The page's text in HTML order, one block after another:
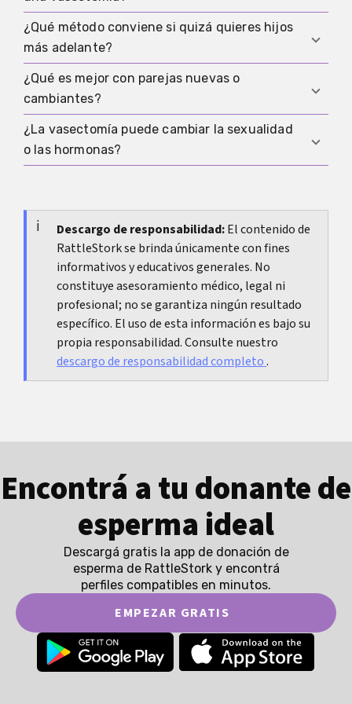
frente a ITS importa o mientras el seguimiento
todavía no ha confirmado el resultado. Para
prevenir embarazo solamente, no hacen falta
una vez que la vasectomía ha sido confirmada
como eficaz, pero para protección frente a
infecciones sí.
A veces sí, pero nunca como garantía. Las
opciones incluyen la reversión o tratamientos de
fertilidad como la obtención de espermatozoides
seguida de tratamiento. Por eso la decisión debe
tomarse con cuidado.
¿Qué método conviene si quizá quieres hijos
más adelante?
En ese caso, el preservativo suele ser la opción
más flexible. Solo deberías elegir vasectomía si
realmente estás cómodo con esa dirección
permanente.
¿Qué es mejor con parejas nuevas o
cambiantes?
En esas situaciones, el preservativo suele ser la
mejor base porque también ayuda a proteger
¿La vasectomía puede cambiar la sexualidad
o las hormonas?
deferente, no la producción hormonal. No es un
tratamiento hormonal y no cambia directamente
la regulación hormonal masculina.
Descargo de responsabilidad:El contenido de
RattleStork se brinda únicamente con fines
informativos y educativos generales. No
constituye asesoramiento médico, legal ni
profesional; no se garantiza ningún resultado
específico. El uso de esta información es bajo su
propia responsabilidad. Consulte nuestro
descargo de responsabilidad completo.
Encontrá a tu donante de
esperma ideal
Descargá gratis la app de donación de
esperma de RattleStork y encontrá
perfiles compatibles en minutos.
EMPEZAR GRATIS